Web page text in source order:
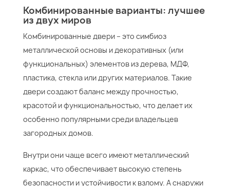
Комбинированные варианты: лучшее
из двух миров
Комбинированные двери – это симбиоз
металлической основы и декоративных (или
функциональных) элементов из дерева, МДФ,
пластика, стекла или других материалов. Такие
двери создают баланс между прочностью,
красотой и функциональностью, что делает их
особенно популярными среди владельцев
загородных домов.
Внутри они чаще всего имеют металлический
каркас, что обеспечивает высокую степень
безопасности и устойчивости к взлому. А снаружи